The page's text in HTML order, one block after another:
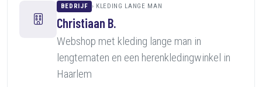
BEDRIJF KLEDING LANGE MAN
Christiaan B.
Webshop met kleding lange man in
lengtematen en een herenkledingwinkel in
Haarlem